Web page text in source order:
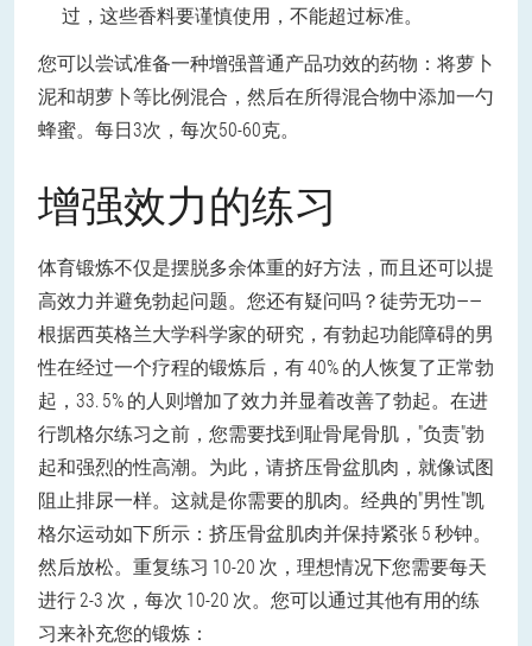
过，这些香料要谨慎使用，不能超过标准。
您可以尝试准备一种增强普通产品功效的药物：将萝卜
泥和胡萝卜等比例混合，然后在所得混合物中添加一勺
蜂蜜。每日3次，每次50-60克。
增强效力的练习
体育锻炼不仅是摆脱多余体重的好方法，而且还可以提
高效力并避免勃起问题。您还有疑问吗？徒劳无功——
根据西英格兰大学科学家的研究，有勃起功能障碍的男
性在经过一个疗程的锻炼后，有 40% 的人恢复了正常勃
起，33. 5% 的人则增加了效力并显着改善了勃起。 在进
行凯格尔练习之前，您需要找到耻骨尾骨肌，"负责"勃
起和强烈的性高潮。为此，请挤压骨盆肌肉，就像试图
阻止排尿一样。这就是你需要的肌肉。 经典的"男性"凯
格尔运动如下所示：挤压骨盆肌肉并保持紧张 5 秒钟。
然后放松。重复练习 10-20 次，理想情况下您需要每天
进行 2-3 次，每次 10-20 次。 您可以通过其他有用的练
习来补充您的锻炼：